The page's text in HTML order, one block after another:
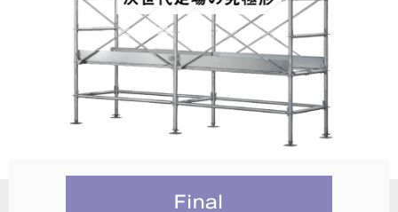
Final